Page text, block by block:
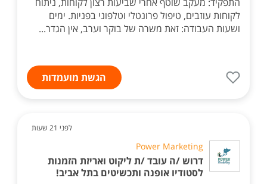
לקוחות עוזבים, טיפול פרונטלי וטלפוני בפניות. ימים
ושעות העבודה: זאת משרה של בוקר וערב, אין הגדר...
הגשת מועמדות
לפני 21 שעות
Power Marketing
דרוש /ה עובד /ת ליקוט ואריזת הזמנות
לסטודיו אופנה ותכשיטים בתל אביב!